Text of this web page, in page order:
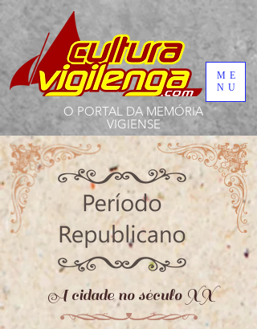
ME
NU
O PORTAL DA MEMÓRIA
VIGIENSE
A cidade no século XX